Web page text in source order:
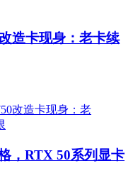
造卡现身：老卡续
，RTX 50系列显卡